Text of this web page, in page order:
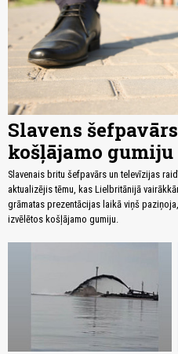
Slavens
košļājamo gumiju
Slavenais britu šefpavārs un televīzijas
aktualizējis tēmu, kas Lielbritānijā
grāmatas prezentācijas laikā viņš
izvēlētos košļājamo gumiju.